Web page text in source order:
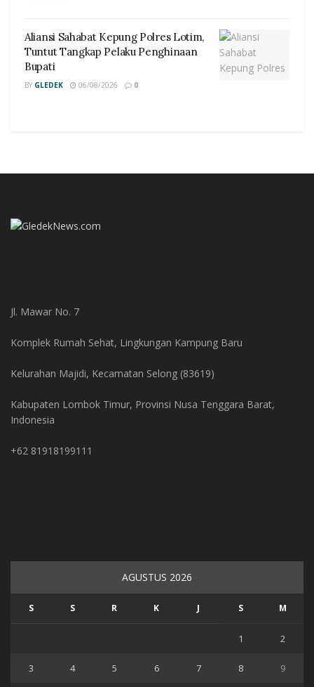
Aliansi Sahabat Kepung Polres Lotim,
Tuntut Tangkap Pelaku Penghinaan
Bupati
BY GLEDEK 06/08/2026 0
Jl. Mawar No. 7
Komplek Rumah Sehat, Lingkungan Kampung Baru
Kelurahan Majidi, Kecamatan Selong (83619)
Kabupaten Lombok Timur, Provinsi Nusa Tenggara Barat,
Indonesia
+62 81918199111
AGUSTUS 2026
S S R K J S M
1 2
3 4 5 6 7 8 9